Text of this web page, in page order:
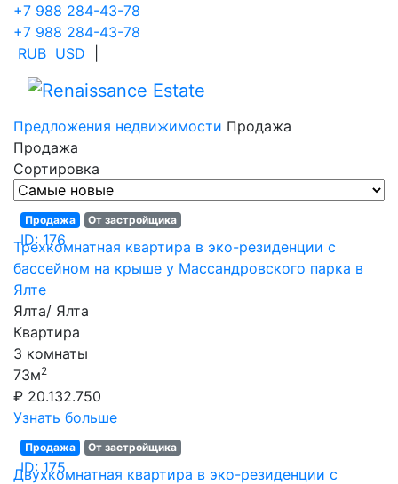
+7 988 284-43-78
+7 988 284-43-78
RUB USD
Предложения недвижимости Продажа
Продажа
Сортировка
Продажа От застройщика
ID: 176
Трехкомнатная квартира в эко-резиденции с
бассейном на крыше у Массандровского парка в
Ялте
Ялта/ Ялта
Квартира
3 комнаты
73м2
₽ 20.132.750
Узнать больше
Продажа От застройщика
ID: 175
Двухкомнатная квартира в эко-резиденции с